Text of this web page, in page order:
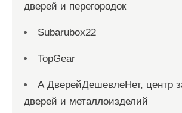
дверей и перегородок
Subarubox22
TopGear
А ДверейДешевлеНет, центр
дверей и металлоизделий